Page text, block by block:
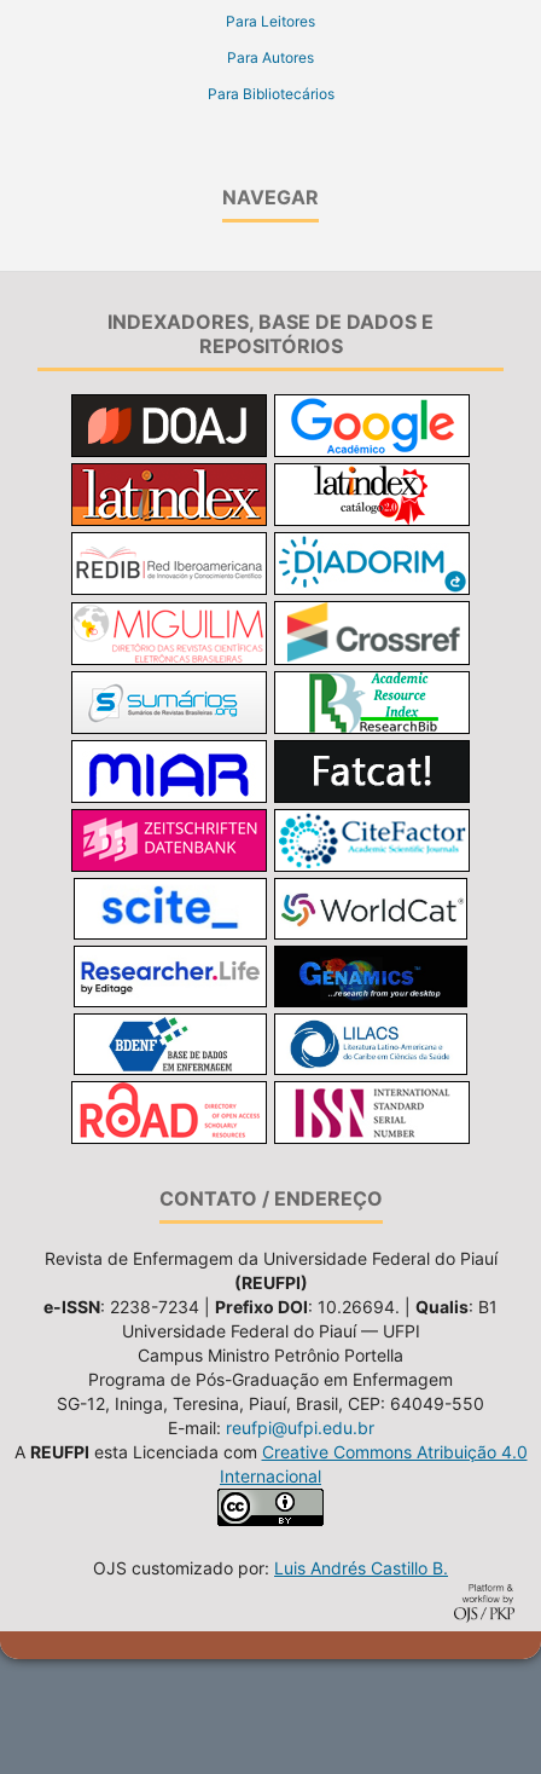
Para Leitores
Para Autores
Para Bibliotecários
NAVEGAR
INDEXADORES, BASE DE DADOS E
REPOSITÓRIOS
CONTATO / ENDEREÇO
Revista de Enfermagem da Universidade Federal do Piauí
(REUFPI)
e-ISSN: 2238-7234 | Prefixo DOI: 10.26694. | Qualis: B1
Universidade Federal do Piauí — UFPI
Campus Ministro Petrônio Portella
Programa de Pós-Graduação em Enfermagem
SG-12, Ininga, Teresina, Piauí, Brasil, CEP: 64049-550
E-mail: reufpi@ufpi.edu.br
A REUFPI esta Licenciada com Creative Commons Atribuição 4.0
Internacional
OJS customizado por: Luis Andrés Castillo B.